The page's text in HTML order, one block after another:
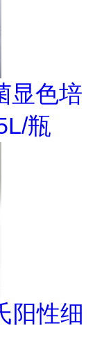
显色培
瓶
阳性细